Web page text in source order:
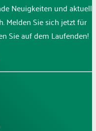
Neuigkeiten und aktuelle
Melden Sie sich jetzt für
Sie auf dem Laufenden!